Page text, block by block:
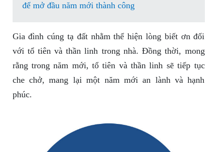
để mở đầu năm mới thành công
Gia đình cúng tạ đất nhằm thể hiện lòng biết ơn đối
với tổ tiên và thần linh trong nhà. Đồng thời, mong
rằng trong năm mới, tổ tiên và thần linh sẽ tiếp tục
che chở, mang lại một năm mới an lành và hạnh
phúc.